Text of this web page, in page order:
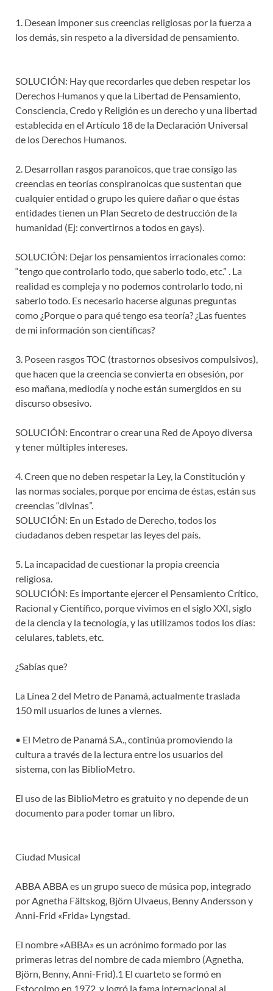
1. Desean imponer sus creencias religiosas por la fuerza a
los demás, sin respeto a la diversidad de pensamiento.
SOLUCIÓN: Hay que recordarles que deben respetar los
Derechos Humanos y que la Libertad de Pensamiento,
Consciencia, Credo y Religión es un derecho y una libertad
establecida en el Artículo 18 de la Declaración Universal
de los Derechos Humanos.
2. Desarrollan rasgos paranoicos, que trae consigo las
creencias en teorías conspiranoicas que sustentan que
cualquier entidad o grupo les quiere dañar o que éstas
entidades tienen un Plan Secreto de destrucción de la
humanidad (Ej: convertirnos a todos en gays).
SOLUCIÓN: Dejar los pensamientos irracionales como:
“tengo que controlarlo todo, que saberlo todo, etc.” . La
realidad es compleja y no podemos controlarlo todo, ni
saberlo todo. Es necesario hacerse algunas preguntas
como ¿Porque o para qué tengo esa teoría? ¿Las fuentes
de mi información son científicas?
3. Poseen rasgos TOC (trastornos obsesivos compulsivos),
que hacen que la creencia se convierta en obsesión, por
eso mañana, mediodía y noche están sumergidos en su
discurso obsesivo.
SOLUCIÓN: Encontrar o crear una Red de Apoyo diversa
y tener múltiples intereses.
4. Creen que no deben respetar la Ley, la Constitución y
las normas sociales, porque por encima de éstas, están sus
creencias “divinas”.
SOLUCIÓN: En un Estado de Derecho, todos los
ciudadanos deben respetar las leyes del país.
5. La incapacidad de cuestionar la propia creencia
religiosa.
SOLUCIÓN: Es importante ejercer el Pensamiento Crítico,
Racional y Científico, porque vivimos en el siglo XXI, siglo
de la ciencia y la tecnología, y las utilizamos todos los días:
celulares, tablets, etc.
¿Sabías que?
La Línea 2 del Metro de Panamá, actualmente traslada
150 mil usuarios de lunes a viernes.
• El Metro de Panamá S.A., continúa promoviendo la
cultura a través de la lectura entre los usuarios del
sistema, con las BiblioMetro.
El uso de las BiblioMetro es gratuito y no depende de un
documento para poder tomar un libro.
Ciudad Musical
ABBA ABBA es un grupo sueco de música pop, integrado
por Agnetha Fältskog, Björn Ulvaeus, Benny Andersson y
Anni-Frid «Frida» Lyngstad.
El nombre «ABBA» es un acrónimo formado por las
primeras letras del nombre de cada miembro (Agnetha,
Björn, Benny, Anni-Frid).1 El cuarteto se formó en
Estocolmo en 1972, y logró la fama internacional al